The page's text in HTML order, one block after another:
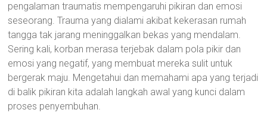
pengalaman traumatis mempengaruhi pikiran dan emosi
seseorang. Trauma yang dialami akibat kekerasan rumah
tangga tak jarang meninggalkan bekas yang mendalam.
Sering kali, korban merasa terjebak dalam pola pikir dan
emosi yang negatif, yang membuat mereka sulit untuk
bergerak maju. Mengetahui dan memahami apa yang terjadi
di balik pikiran kita adalah langkah awal yang kunci dalam
proses penyembuhan.